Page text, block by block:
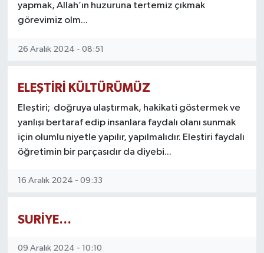
yapmak, Allah’ın huzuruna tertemiz çıkmak
görevimiz olm...
26 Aralık 2024 - 08:51
ELEŞTİRİ KÜLTÜRÜMÜZ
Eleştiri; doğruya ulaştırmak, hakikati göstermek ve
yanlışı bertaraf edip insanlara faydalı olanı sunmak
için olumlu niyetle yapılır, yapılmalıdır. Eleştiri faydalı
öğretimin bir parçasıdır da diyebi...
16 Aralık 2024 - 09:33
SURİYE…
09 Aralık 2024 - 10:10